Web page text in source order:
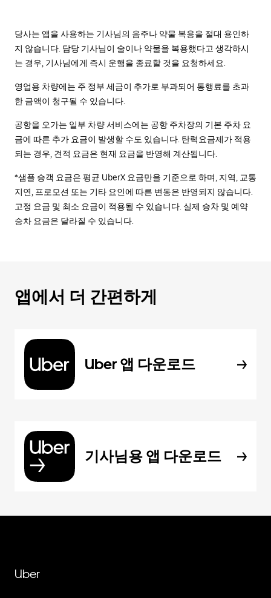
당사는 앱을 사용하는 기사님의 음주나 약물 복용을 절대 용인하
지 않습니다. 담당 기사님이 술이나 약물을 복용했다고 생각하시
는 경우, 기사님에게 즉시 운행을 종료할 것을 요청하세요.
영업용 차량에는 주 정부 세금이 추가로 부과되어 통행료를 초과
한 금액이 청구될 수 있습니다.
공항을 오가는 일부 차량 서비스에는 공항 주차장의 기본 주차 요
금에 따른 추가 요금이 발생할 수도 있습니다. 탄력요금제가 적용
되는 경우, 견적 요금은 현재 요금을 반영해 계산됩니다.
*샘플 승객 요금은 평균 UberX 요금만을 기준으로 하며, 지역, 교통
지연, 프로모션 또는 기타 요인에 따른 변동은 반영되지 않습니다.
고정 요금 및 최소 요금이 적용될 수 있습니다. 실제 승차 및 예약
승차 요금은 달라질 수 있습니다.
앱에서 더 간편하게
Uber 앱 다운로드
기사님용 앱 다운로드
Uber